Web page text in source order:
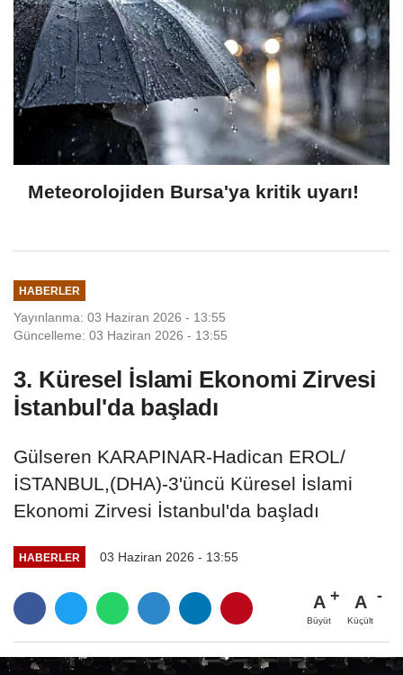
Meteorolojiden Bursa'ya kritik uyarı!
HABERLER
Yayınlanma: 03 Haziran 2026 - 13:55
Güncelleme: 03 Haziran 2026 - 13:55
3. Küresel İslami Ekonomi Zirvesi
İstanbul'da başladı
Gülseren KARAPINAR-Hadican EROL/
İSTANBUL,(DHA)-3'üncü Küresel İslami
Ekonomi Zirvesi İstanbul'da başladı
HABERLER 03 Haziran 2026 - 13:55
A
Büyüt
A
Küçült